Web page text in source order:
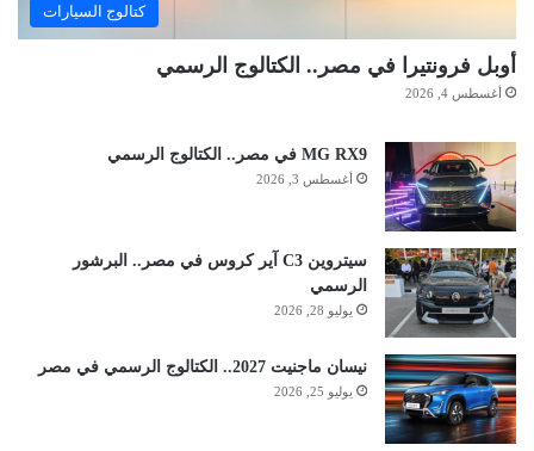
كتالوج السيارات
أوبل فرونتيرا في مصر.. الكتالوج الرسمي
أغسطس 4, 2026
MG RX9 في مصر.. الكتالوج الرسمي
أغسطس 3, 2026
سيتروين C3 آير كروس في مصر.. البرشور
الرسمي
يوليو 28, 2026
نيسان ماجنيت 2027.. الكتالوج الرسمي في مصر
يوليو 25, 2026